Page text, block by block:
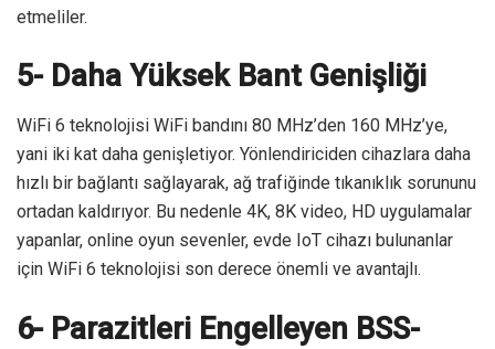
etmeliler.
5- Daha Yüksek Bant Genişliği
WiFi 6 teknolojisi WiFi bandını 80 MHz’den 160 MHz’ye,
yani iki kat daha genişletiyor. Yönlendiriciden cihazlara daha
hızlı bir bağlantı sağlayarak, ağ trafiğinde tıkanıklık sorununu
ortadan kaldırıyor. Bu nedenle 4K, 8K video, HD uygulamalar
yapanlar, online oyun sevenler, evde IoT cihazı bulunanlar
için WiFi 6 teknolojisi son derece önemli ve avantajlı.
6- Parazitleri Engelleyen BSS-